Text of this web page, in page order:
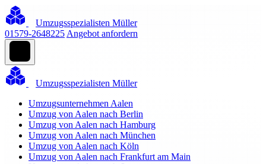
Umzugsspezialisten Müller
01579-2648225 Angebot anfordern
Umzugsspezialisten Müller
Umzugsunternehmen Aalen
Umzug von Aalen nach Berlin
Umzug von Aalen nach Hamburg
Umzug von Aalen nach München
Umzug von Aalen nach Köln
Umzug von Aalen nach Frankfurt am Main